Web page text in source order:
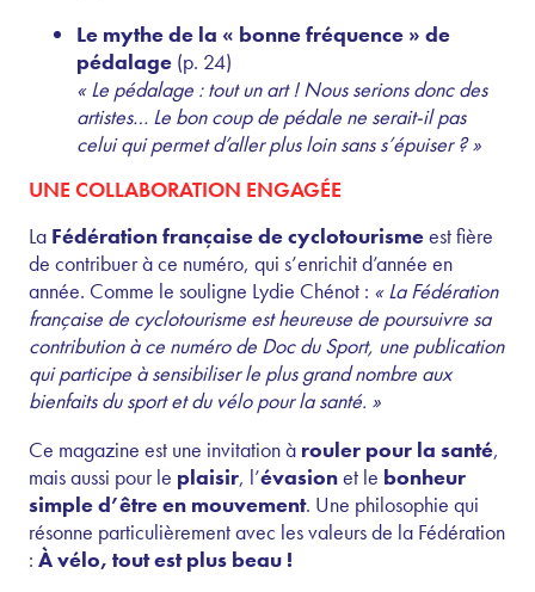
Le mythe de la « bonne fréquence » de
pédalage (p. 24)
« Le pédalage : tout un art ! Nous serions donc des
artistes… Le bon coup de pédale ne serait-il pas
celui qui permet d’aller plus loin sans s’épuiser ? »
UNE COLLABORATION ENGAGÉE
La Fédération française de cyclotourismeest fière
de contribuer à ce numéro, qui s’enrichit d’année en
année. Comme le souligne Lydie Chénot : « La Fédération
française de cyclotourisme est heureuse de poursuivre sa
contribution à ce numéro de Doc du Sport, une publication
qui participe à sensibiliser le plus grand nombre aux
bienfaits du sport et du vélo pour la santé. »
Ce magazine est une invitation à rouler pour la santé,
mais aussi pour le plaisir, l’évasionet le bonheur
simple d’être en mouvement. Une philosophie qui
résonne particulièrement avec les valeurs de la Fédération
: À vélo, tout est plus beau !